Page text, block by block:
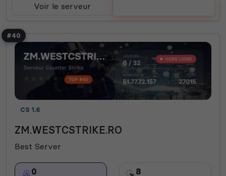
Voir le serveur
#40
CS 1.6
ZM.WESTCSTRIKE.RO
Best Server
0 8